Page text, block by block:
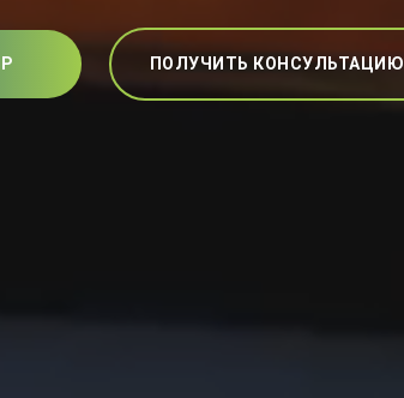
ПОЛУЧИТЬ КОНСУЛЬТАЦИЮ